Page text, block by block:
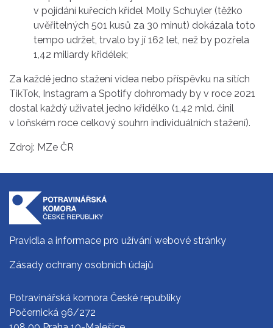
v pojídání kuřecích křídel Molly Schuyler (těžko
uvěřitelných 501 kusů za 30 minut) dokázala toto
tempo udržet, trvalo by jí 162 let, než by pozřela
1,42 miliardy křidélek;
Za každé jedno stažení videa nebo příspěvku na sítích
TikTok, Instagram a Spotify dohromady by v roce 2021
dostal každý uživatel jedno křidélko (1,42 mld. činil
v loňském roce celkový souhrn individuálních stažení).
Zdroj: MZe ČR
Pravidla a informace pro užívání webové stránky
Zásady ochrany osobních údajů
Potravinářská komora České republiky
Počernická 96/272